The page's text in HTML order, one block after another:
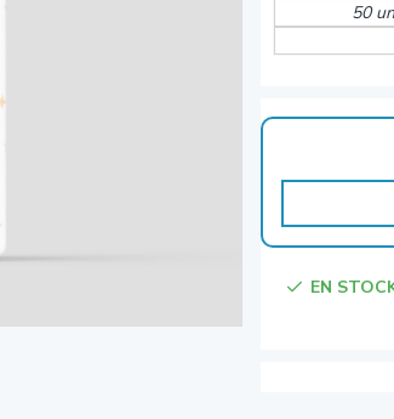
50
EN